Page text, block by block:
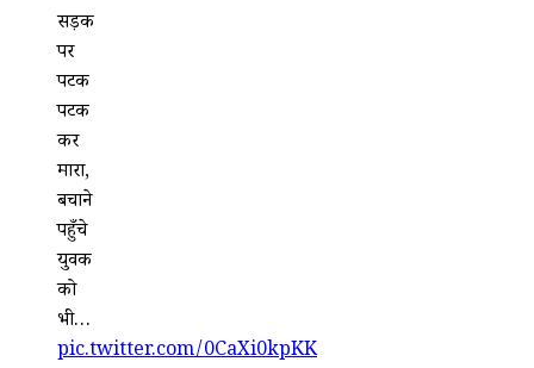
सड़क
पर
पटक
पटक
कर
मारा,
बचाने
पहुँचे
युवक
को
भी…
pic.twitter.com/0CaXi0kpKK